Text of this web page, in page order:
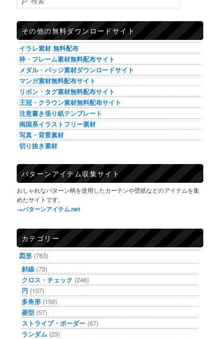
その他の無料ダウンロードサイト
イラレ素材 無料配布
枠・フレーム素材無料配布サイト
メダル・バッジ素材ダウンロードサイト
マンガ素材無料配布サイト
リボン・タグ素材無料配布サイト
王冠・クラウン素材無料配布サイト
注意書き張り紙テンプレート
南国系イラストフリー素材
写真・背景素材
切り抜き素材
パターンアイテム収集サイト
おしゃれなパターン柄を使用したカーテンや壁紙などのアイテムを集
めたサイトです。
→パターンアイテム.net
カテゴリー
図形 (763)
斜線 (73)
クロス・チェック (246)
円 (107)
多角形 (156)
菱型 (57)
ストライプ・ボーダー (67)
ランダム (23)